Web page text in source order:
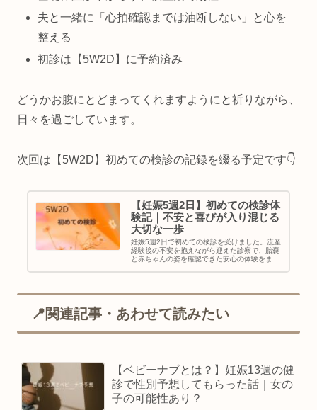
夫と一緒に「心拍確認までは油断しない」と心を
整える
初診は【5W2D】に予約済み
どうかお腹にとどまってくれますようにと祈りながら、
日々を過ごしています。
次回は【5W2D】初めての検診の記録を綴る予定です👇️
【妊娠5週2日】初めての検診体
験記｜不安と喜びが入り混じる
大切な一歩
妊娠5週2日で初めての検診を受けました。流産
経験後の不安を抱えながら迎えた診察で、胎嚢
と赤ちゃんの姿を確認できた安心の体験をまと
📍関連記事・あわせて読みたい
【ベビーナブとは？】妊娠13週の健
診で性別予想してもらった話｜女の
子の可能性あり？